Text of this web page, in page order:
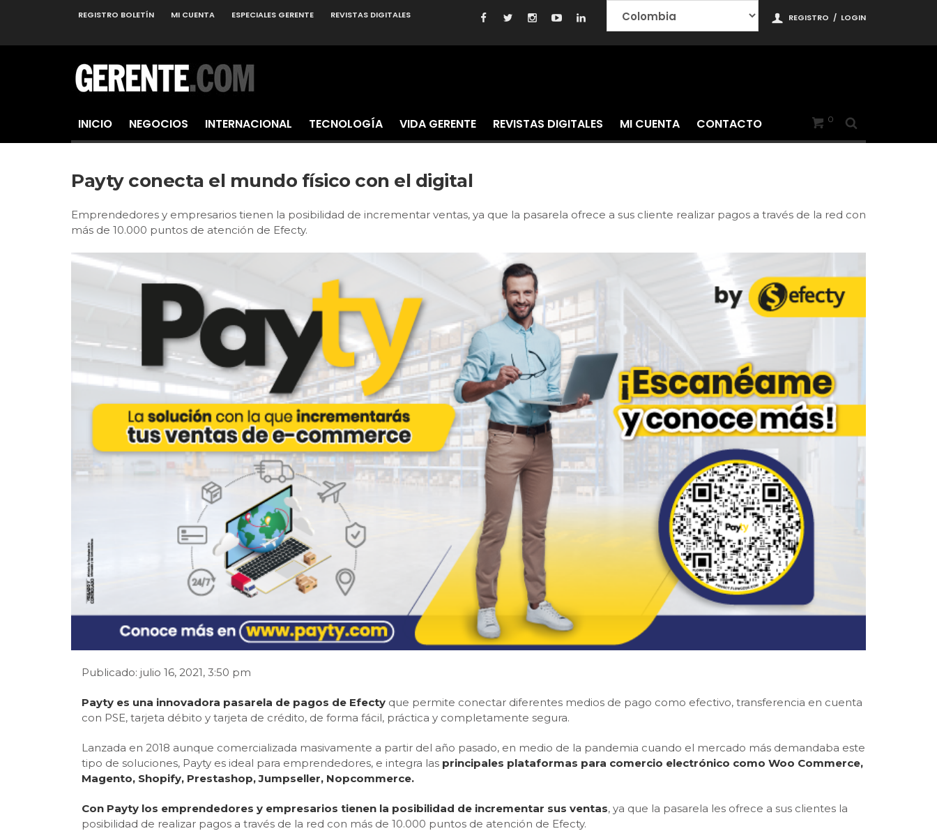
REGISTRO / LOGIN
REGISTRO BOLETÍN MI CUENTA ESPECIALES GERENTE REVISTAS DIGITALES
0
INICIO NEGOCIOS INTERNACIONAL TECNOLOGÍA VIDA GERENTE REVISTAS DIGITALES MI CUENTA CONTACTO
Payty conecta el mundo físico con el digital
Emprendedores y empresarios tienen la posibilidad de incrementar ventas, ya que la pasarela ofrece a sus cliente realizar pagos a través de la red con
más de 10.000 puntos de atención de Efecty.
Publicado: julio 16, 2021, 3:50 pm
Payty es una innovadora pasarela de pagos de Efecty que permite conectar diferentes medios de pago como efectivo, transferencia en cuenta
con PSE, tarjeta débito y tarjeta de crédito, de forma fácil, práctica y completamente segura.
Lanzada en 2018 aunque comercializada masivamente a partir del año pasado, en medio de la pandemia cuando el mercado más demandaba este
tipo de soluciones, Payty es ideal para emprendedores, e integra las principales plataformas para comercio electrónico como Woo Commerce,
Magento, Shopify, Prestashop, Jumpseller, Nopcommerce.
Con Payty los emprendedores y empresarios tienen la posibilidad de incrementar sus ventas, ya que la pasarela les ofrece a sus clientes la
posibilidad de realizar pagos a través de la red con más de 10.000 puntos de atención de Efecty.